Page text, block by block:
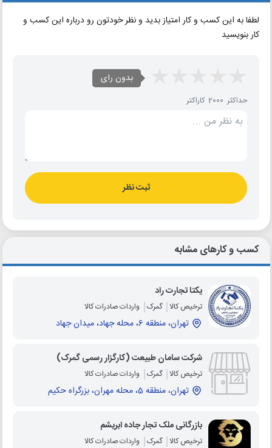
لطفا به این کسب و کار امتیاز بدید و نظر خودتون رو درباره این کسب و
کار بنویسید
بدون رای
حداکثر 2000 کاراکتر
ثبت نظر
کسب و کارهای مشابه
یکتا تجارت راد
ترخیص کالا گمرک واردات صادرات کالا
تهران، منطقه 6، محله جهاد، میدان جهاد
شرکت سامان طبیعت (کارگزار رسمی گمرک)
ترخیص کالا گمرک واردات صادرات کالا
تهران، منطقه 5، محله مهران، بزرگراه حکیم
بازرگانی ملک تجار جاده ابریشم
ترخیص کالا گمرک واردات صادرات کالا